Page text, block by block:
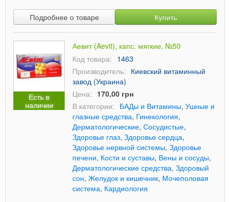
Подробнее о товаре Купить
Есть в
наличии
Аевит (Aevit), капс. мягкие, №50
Код товара: 1463
Производитель: Киевский витаминный
завод (Украина)
Цена: 170,00 грн
В категории: БАДы и Витамины, Ушные и
глазные средства, Гинекология,
Дерматологические, Сосудистые,
Здоровье глаз, Здоровье сердца,
Здоровье нервной системы, Здоровье
печени, Кости и суставы, Вены и сосуды,
Дерматологические средства, Здоровый
сон, Желудок и кишечник, Мочеполовая
система, Кардиология